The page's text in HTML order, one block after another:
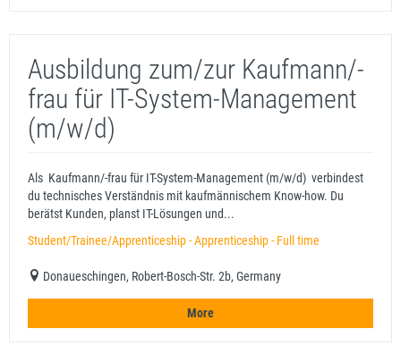
Ausbildung zum/zur Kaufmann/-
frau für IT-System-Management
(m/w/d)
Als Kaufmann/-frau für IT-System-Management (m/w/d) verbindest
du technisches Verständnis mit kaufmännischem Know-how. Du
berätst Kunden, planst IT-Lösungen und...
Student/Trainee/Apprenticeship - Apprenticeship - Full time
Donaueschingen, Robert-Bosch-Str. 2b, Germany
More